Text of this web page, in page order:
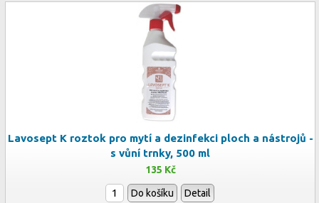
Lavosept K roztok pro mytí a dezinfekci ploch a nástrojů -
s vůní trnky, 500 ml
135 Kč
Do košíku Detail